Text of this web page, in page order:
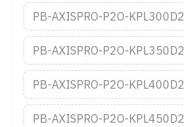
PB-AXISPRO-P2O-KPL300D2
PB-AXISPRO-P2O-KPL350D2
PB-AXISPRO-P2O-KPL400D2
PB-AXISPRO-P2O-KPL450D2